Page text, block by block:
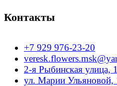
Контакты
+7 929 976-23-20
2-я Рыбинская улица,
ул. Марии Ульяновой,